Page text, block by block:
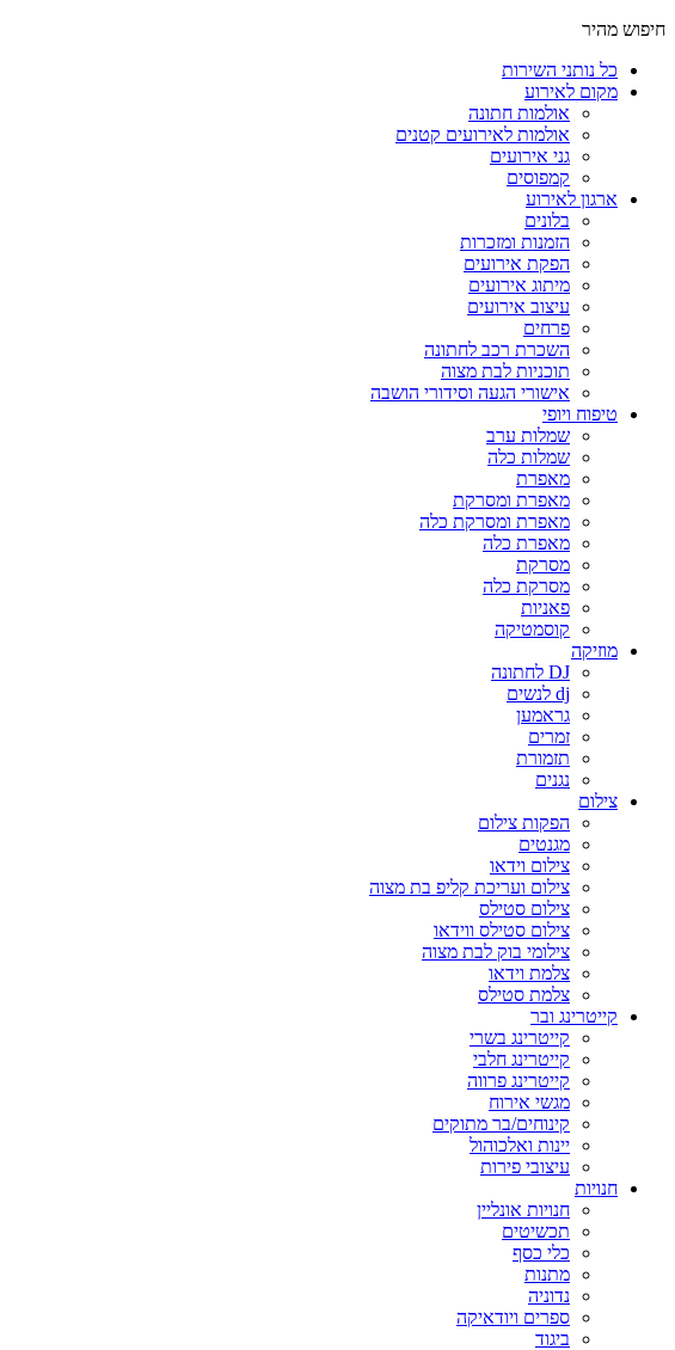
חיפוש מהיר
כל נותני השירות
מקום לאירוע
אולמות חתונה
אולמות לאירועים קטנים
גני אירועים
קמפוסים
ארגון לאירוע
בלונים
הזמנות ומזכרות
הפקת אירועים
מיתוג אירועים
עיצוב אירועים
פרחים
השכרת רכב לחתונה
תוכניות לבת מצוה
אישורי הגעה וסידורי הושבה
טיפוח ויופי
שמלות ערב
שמלות כלה
מאפרת
מאפרת ומסרקת
מאפרת ומסרקת כלה
מאפרת כלה
מסרקת
מסרקת כלה
פאניות
קוסמטיקה
מוזיקה
DJ לחתונה
dj לנשים
גראמען
זמרים
תזמורת
נגנים
צילום
הפקות צילום
מגנטים
צילום וידאו
צילום ועריכת קליפ בת מצוה
צילום סטילס
צילום סטילס ווידאו
צילומי בוק לבת מצוה
צלמת וידאו
צלמת סטילס
קייטרינג ובר
קייטרינג בשרי
קייטרינג חלבי
קייטרינג פרווה
מגשי אירוח
קינוחים/בר מתוקים
יינות ואלכוהול
עיצובי פירות
חנויות
חנויות אונליין
תכשיטים
כלי כסף
מתנות
נדוניה
ספרים ויודאיקה
ביגוד